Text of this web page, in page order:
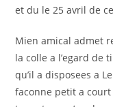
et du le 25 avril de
Mien amical admet
la colle a l’egard de
qu’il a disposees a
faconne petit a court